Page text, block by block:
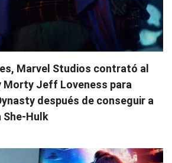
Marvel Studios contrató al
Morty Jeff Loveness para
después de conseguir a
She-Hulk